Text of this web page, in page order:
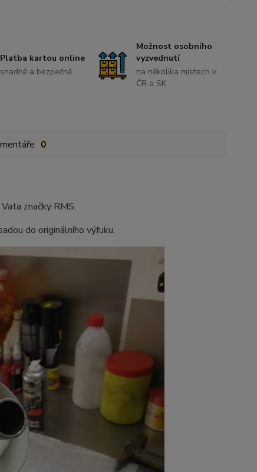
Platba kartou online
snadně a bezpečně
Možnost osobního
vyzvednutí
na několika místech v
ČR a SK
0
značky RMS.
do originálního výfuku.